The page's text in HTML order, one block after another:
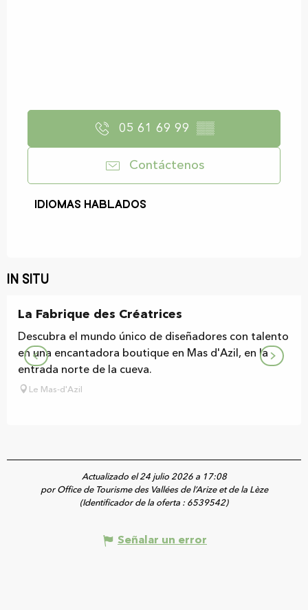
05 61 69 99 ▒▒
Contáctenos
Idiomas hablados
Idiomas hablados
In situ
La Fabrique des Créatrices
Descubra el mundo único de diseñadores con talento
en una encantadora boutique en Mas d'Azil, en la
entrada norte de la cueva.
Le Mas-d'Azil
Actualizado el 24 julio 2026 a 17:08
por Office de Tourisme des Vallées de l’Arize et de la Lèze
(Identificador de la oferta : 6539542)
Señalar un error